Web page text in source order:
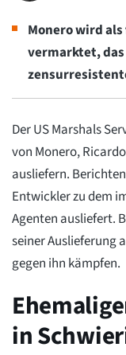
Monero wird
vermarktet,
Der US Marshals
von Monero,
ausliefern.
Entwickler zu dem
Agenten ausliefert.
seiner Auslieferung
gegen ihn kämpfen.
in